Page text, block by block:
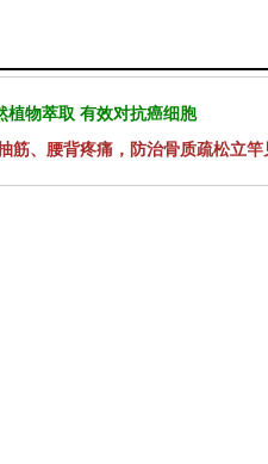
植物萃取 有效对抗癌细胞
筋、腰背疼痛，防治骨质疏松立竿